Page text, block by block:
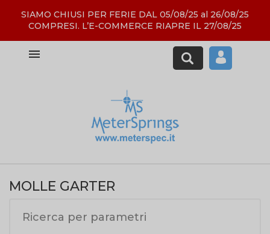
SIAMO CHIUSI PER FERIE DAL 05/08/25 al 26/08/25
COMPRESI. L’E-COMMERCE RIAPRE IL 27/08/25

MOLLE GARTER
Ricerca per parametri